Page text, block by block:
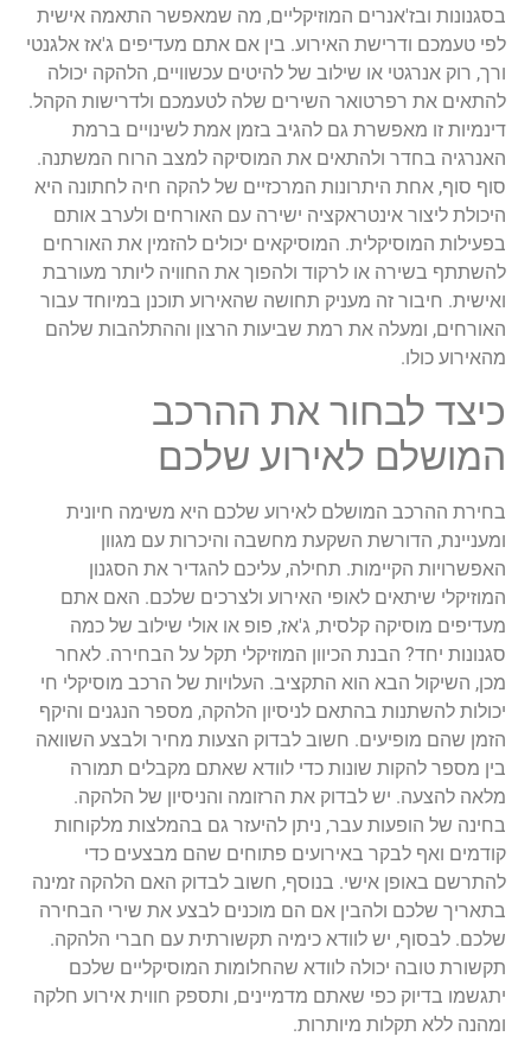
בסגנונות ובז'אנרים המוזיקליים, מה שמאפשר התאמה אישית
לפי טעמכם ודרישת האירוע. בין אם אתם מעדיפים ג'אז אלגנטי
ורך, רוק אנרגטי או שילוב של להיטים עכשוויים, הלהקה יכולה
להתאים את רפרטואר השירים שלה לטעמכם ולדרישות הקהל.
דינמיות זו מאפשרת גם להגיב בזמן אמת לשינויים ברמת
האנרגיה בחדר ולהתאים את המוסיקה למצב הרוח המשתנה.
סוף סוף, אחת היתרונות המרכזיים של להקה חיה לחתונה היא
היכולת ליצור אינטראקציה ישירה עם האורחים ולערב אותם
בפעילות המוסיקלית. המוסיקאים יכולים להזמין את האורחים
להשתתף בשירה או לרקוד ולהפוך את החוויה ליותר מעורבת
ואישית. חיבור זה מעניק תחושה שהאירוע תוכנן במיוחד עבור
האורחים, ומעלה את רמת שביעות הרצון וההתלהבות שלהם
מהאירוע כולו.
כיצד לבחור את ההרכב
המושלם לאירוע שלכם
בחירת ההרכב המושלם לאירוע שלכם היא משימה חיונית
ומעניינת, הדורשת השקעת מחשבה והיכרות עם מגוון
האפשרויות הקיימות. תחילה, עליכם להגדיר את הסגנון
המוזיקלי שיתאים לאופי האירוע ולצרכים שלכם. האם אתם
מעדיפים מוסיקה קלסית, ג'אז, פופ או אולי שילוב של כמה
סגנונות יחד? הבנת הכיוון המוזיקלי תקל על הבחירה. לאחר
מכן, השיקול הבא הוא התקציב. העלויות של הרכב מוסיקלי חי
יכולות להשתנות בהתאם לניסיון הלהקה, מספר הנגנים והיקף
הזמן שהם מופיעים. חשוב לבדוק הצעות מחיר ולבצע השוואה
בין מספר להקות שונות כדי לוודא שאתם מקבלים תמורה
מלאה להצעה. יש לבדוק את הרזומה והניסיון של הלהקה.
בחינה של הופעות עבר, ניתן להיעזר גם בהמלצות מלקוחות
קודמים ואף לבקר באירועים פתוחים שהם מבצעים כדי
להתרשם באופן אישי. בנוסף, חשוב לבדוק האם הלהקה זמינה
בתאריך שלכם ולהבין אם הם מוכנים לבצע את שירי הבחירה
שלכם. לבסוף, יש לוודא כימיה תקשורתית עם חברי הלהקה.
תקשורת טובה יכולה לוודא שהחלומות המוסיקליים שלכם
יתגשמו בדיוק כפי שאתם מדמיינים, ותספק חווית אירוע חלקה
ומהנה ללא תקלות מיותרות.